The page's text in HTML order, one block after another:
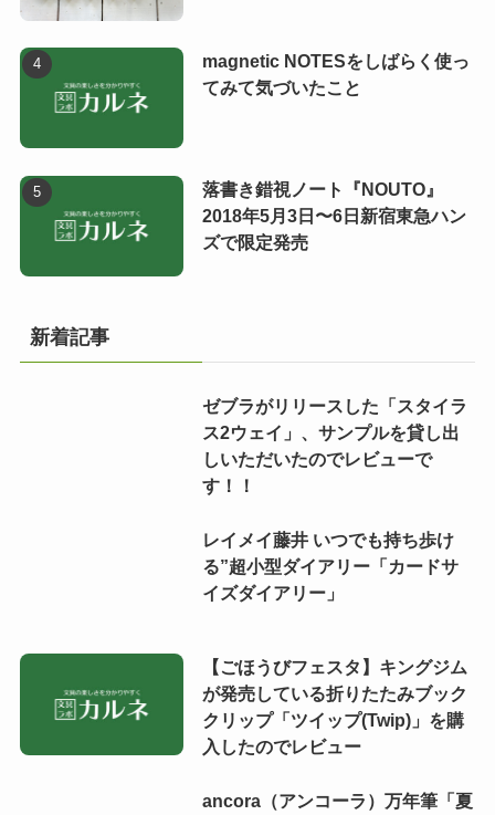
magnetic NOTESをしばらく使っ
てみて気づいたこと
落書き錯視ノート『NOUTO』
2018年5月3日〜6日新宿東急ハン
ズで限定発売
新着記事
ゼブラがリリースした「スタイラ
ス2ウェイ」、サンプルを貸し出
しいただいたのでレビューで
す！！
レイメイ藤井 いつでも持ち歩け
る”超小型ダイアリー「カードサ
イズダイアリー」
【ごほうびフェスタ】キングジム
が発売している折りたたみブック
クリップ「ツイップ(Twip)」を購
入したのでレビュー
ancora（アンコーラ）万年筆「夏